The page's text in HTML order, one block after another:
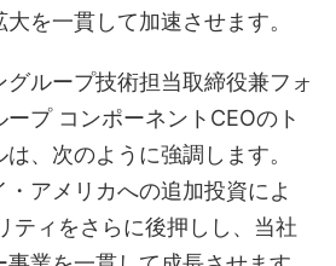
を一貫して加速させます。
ループ技術担当取締役兼フォ
プ コンポーネントCEOのト
、次のように強調します。
・アメリカへの追加投資によ
ティをさらに後押しし、当社